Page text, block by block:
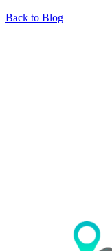
Back to Blog